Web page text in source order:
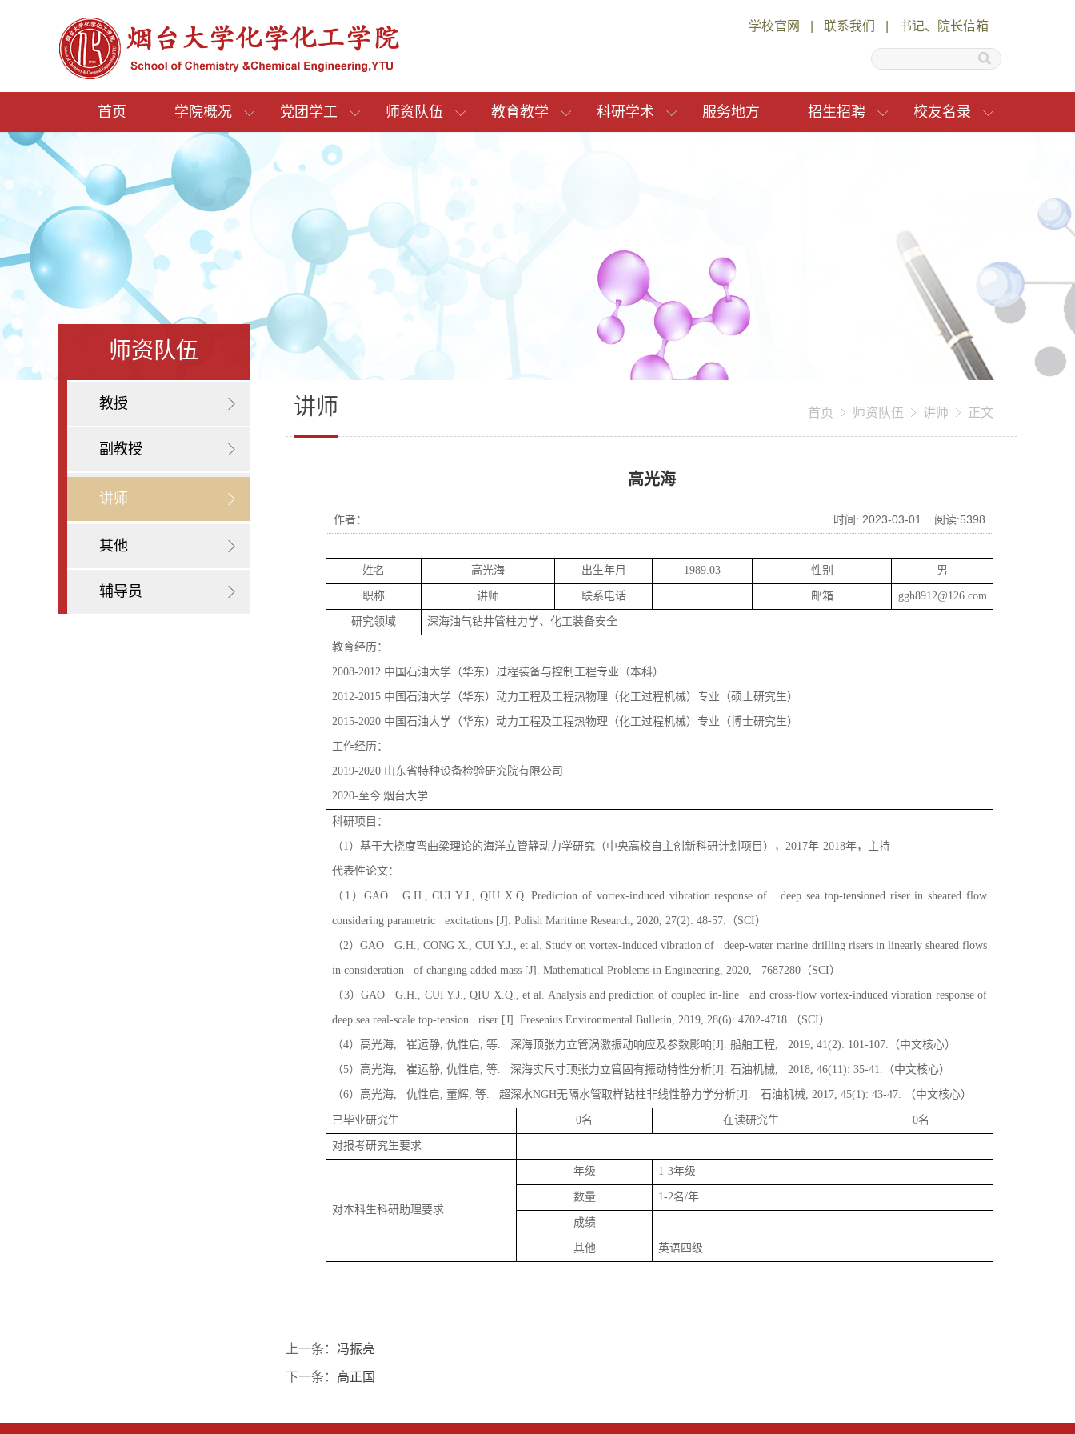
学校官网 联系我们 书记、院长信箱
首页 学院概况 党团学工 师资队伍 教育教学 科研学术 服务地方 招生招聘 校友名录
师资队伍
教授
副教授
讲师
其他
辅导员
讲师 首页 师资队伍 讲师 正文
高光海
作者： 时间: 2023-03-01 阅读:5398
姓名 高光海 出生年月 1989.03 性别 男
职称 讲师 联系电话 邮箱 ggh8912@126.com
研究领域 深海油气钻井管柱力学、化工装备安全
教育经历：
2008-2012 中国石油大学（华东）过程装备与控制工程专业（本科）
2012-2015 中国石油大学（华东）动力工程及工程热物理（化工过程机械）专业（硕士研究生）
2015-2020 中国石油大学（华东）动力工程及工程热物理（化工过程机械）专业（博士研究生）
工作经历：
2019-2020 山东省特种设备检验研究院有限公司
2020-至今 烟台大学
科研项目：
（1）基于大挠度弯曲梁理论的海洋立管静动力学研究（中央高校自主创新科研计划项目），2017年-2018年，主持
代表性论文：
（ 1 ）GAO G.H., CUI Y.J., QIU X.Q. Prediction of vortex-induced vibration response of deep sea top-tensioned riser in sheared flow
considering parametric excitations [J]. Polish Maritime Research, 2020, 27(2): 48-57. （SCI）
（2）GAO G.H., CONG X., CUI Y.J., et al. Study on vortex-induced vibration of deep-water marine drilling risers in linearly sheared flows
in consideration of changing added mass [J]. Mathematical Problems in Engineering, 2020, 7687280 （SCI）
（3）GAO G.H., CUI Y.J., QIU X.Q., et al. Analysis and prediction of coupled in-line and cross-flow vortex-induced vibration response of
deep sea real-scale top-tension riser [J]. Fresenius Environmental Bulletin, 2019, 28(6): 4702-4718. （SCI）
（4）高光海,崔运静,仇性启,等.深海顶张力立管涡激振动响应及参数影响 [J].船舶工程, 2019, 41(2): 101-107. （中文核心）
（5）高光海,崔运静,仇性启,等.深海实尺寸顶张力立管固有振动特性分析[J].石油机械, 2018, 46(11): 35-41. （中文核心）
（6）高光海,仇性启, 董辉,等.超深水NGH无隔水管取样钻柱非线性静力学分析[J].石油机械, 2017, 45(1): 43-47. （中文核心）
已毕业研究生 0名 在读研究生 0名
对报考研究生要求
对本科生科研助理要求
年级 1-3年级
数量 1-2名/年
成绩
其他 英语四级
上一条： 冯振亮
下一条： 高正国